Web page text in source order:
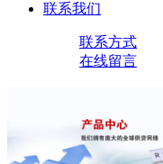
联系我们
联系方式
在线留言